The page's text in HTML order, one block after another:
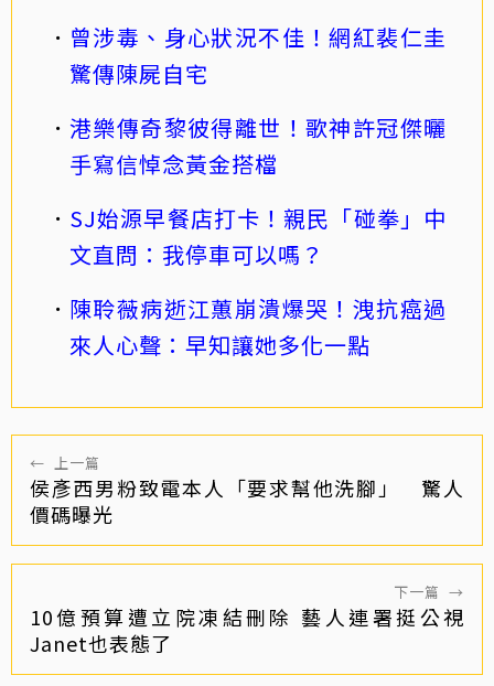
曾涉毒、身心狀況不佳！網紅裴仁圭
驚傳陳屍自宅
港樂傳奇黎彼得離世！歌神許冠傑曬
手寫信悼念黃金搭檔
SJ始源早餐店打卡！親民「碰拳」中
文直問：我停車可以嗎？
陳聆薇病逝江蕙崩潰爆哭！洩抗癌過
來人心聲：早知讓她多化一點
← 上一篇
侯彥西男粉致電本人「要求幫他洗腳」 驚人
價碼曝光
下一篇 →
10億預算遭立院凍結刪除 藝人連署挺公視
Janet也表態了